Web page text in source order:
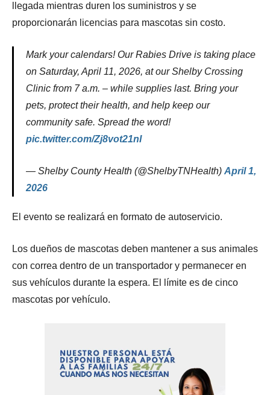
llegada mientras duren los suministros y se
proporcionarán licencias para mascotas sin costo.
Mark your calendars! Our Rabies Drive is taking place
on Saturday, April 11, 2026, at our Shelby Crossing
Clinic from 7 a.m. – while supplies last. Bring your
pets, protect their health, and help keep our
community safe. Spread the word!
pic.twitter.com/Zj8vot21nI
— Shelby County Health (@ShelbyTNHealth) April 1,
2026
El evento se realizará en formato de autoservicio.
Los dueños de mascotas deben mantener a sus animales
con correa dentro de un transportador y permanecer en
sus vehículos durante la espera. El límite es de cinco
mascotas por vehículo.